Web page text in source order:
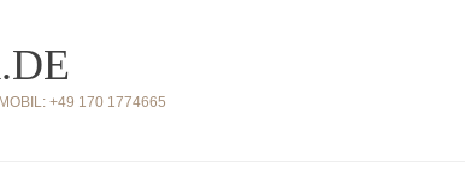
+49 170 1774665